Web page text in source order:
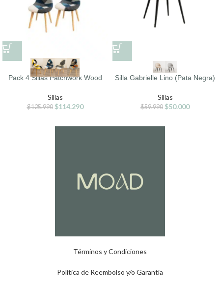
Pack 4 Sillas Patchwork Wood
Sillas
$125.990 $114.290
Silla Gabrielle Lino (Pata Negra)
Sillas
$59.990 $50.000
Términos y Condiciones
Política de Reembolso y/o Garantía